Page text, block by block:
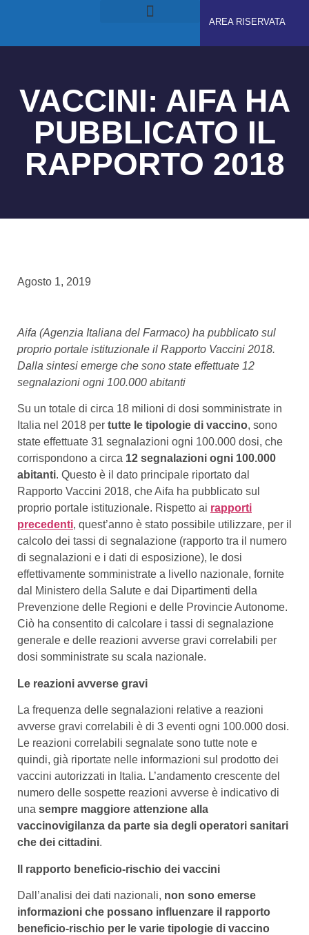
AREA RISERVATA
VACCINI: AIFA HA
PUBBLICATO IL
RAPPORTO 2018
Agosto 1, 2019
Aifa (Agenzia Italiana del Farmaco) ha pubblicato sul
proprio portale istituzionale il Rapporto Vaccini 2018.
Dalla sintesi emerge che sono state effettuate 12
segnalazioni ogni 100.000 abitanti
Su un totale di circa 18 milioni di dosi somministrate in
Italia nel 2018 per tutte le tipologie di vaccino, sono
state effettuate 31 segnalazioni ogni 100.000 dosi, che
corrispondono a circa 12 segnalazioni ogni 100.000
abitanti. Questo è il dato principale riportato dal
Rapporto Vaccini 2018, che Aifa ha pubblicato sul
proprio portale istituzionale. Rispetto ai rapporti
precedenti, quest’anno è stato possibile utilizzare, per il
calcolo dei tassi di segnalazione (rapporto tra il numero
di segnalazioni e i dati di esposizione), le dosi
effettivamente somministrate a livello nazionale, fornite
dal Ministero della Salute e dai Dipartimenti della
Prevenzione delle Regioni e delle Provincie Autonome.
Ciò ha consentito di calcolare i tassi di segnalazione
generale e delle reazioni avverse gravi correlabili per
dosi somministrate su scala nazionale.
Le reazioni avverse gravi
La frequenza delle segnalazioni relative a reazioni
avverse gravi correlabili è di 3 eventi ogni 100.000 dosi.
Le reazioni correlabili segnalate sono tutte note e
quindi, già riportate nelle informazioni sul prodotto dei
vaccini autorizzati in Italia. L’andamento crescente del
numero delle sospette reazioni avverse è indicativo di
una sempre maggiore attenzione alla
vaccinovigilanza da parte sia degli operatori sanitari
che dei cittadini.
Il rapporto beneficio-rischio dei vaccini
Dall’analisi dei dati nazionali, non sono emerse
informazioni che possano influenzare il rapporto
beneficio-rischio per le varie tipologie di vaccino